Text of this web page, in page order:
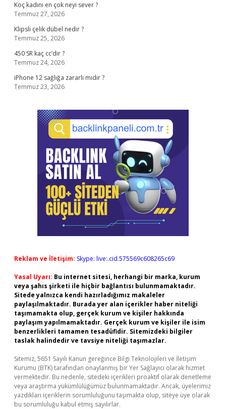
Koç kadını en çok neyi sever ?
Temmuz 27, 2026
Klipsli çelik dübel nedir ?
Temmuz 25, 2026
450 SR kaç cc’dir ?
Temmuz 24, 2026
iPhone 12 sağlığa zararlı mıdır ?
Temmuz 23, 2026
Reklam ve İletişim: Skype: live:.cid.575569c608265c69
Yasal Uyarı: Bu internet sitesi, herhangi bir marka, kurum
veya şahıs şirketi ile hiçbir bağlantısı bulunmamaktadır.
Sitede yalnızca kendi hazırladığımız makaleler
paylaşılmaktadır. Burada yer alan içerikler haber niteliği
taşımamakta olup, gerçek kurum ve kişiler hakkında
paylaşım yapılmamaktadır. Gerçek kurum ve kişiler ile isim
benzerlikleri tamamen tesadüfidir. Sitemizdeki bilgiler
taslak halindedir ve tavsiye niteliği taşımazlar.
Sitemiz, 5651 Sayılı Kanun gereğince Bilgi Teknolojileri ve İletişim
Kurumu (BTK) tarafından onaylanmış bir Yer Sağlayıcı olarak hizmet
vermektedir. Bu nedenle, sitedeki içerikleri proaktif olarak denetleme
veya araştırma yükümlülüğümüz bulunmamaktadır. Ancak, üyelerimiz
yazdıkları içeriklerin sorumluluğunu taşımakta olup, siteye üye olarak
bu sorumluluğu kabul etmiş sayılırlar.